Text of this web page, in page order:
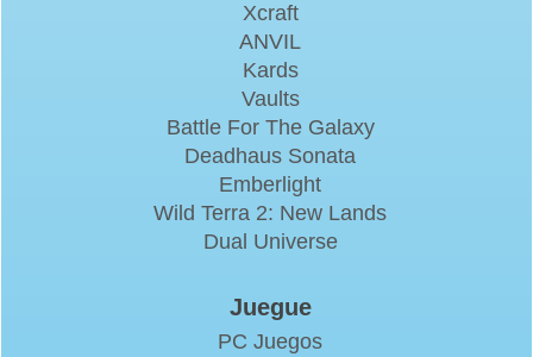
Xcraft
ANVIL
Kards
Vaults
Battle For The Galaxy
Deadhaus Sonata
Emberlight
Wild Terra 2: New Lands
Dual Universe
Juegue
PC Juegos